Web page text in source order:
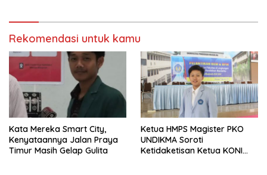
Rekomendasi untuk kamu
Kata Mereka Smart City,
Kenyataannya Jalan Praya
Timur Masih Gelap Gulita
Ketua HMPS Magister PKO
UNDIKMA Soroti
Ketidaketisan Ketua KONI